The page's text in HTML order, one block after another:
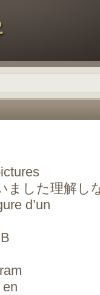
ました理解し
d’un